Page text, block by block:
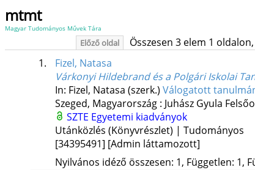
mtmt
Magyar Tudományos Művek Tára
Előző oldal Összesen 3 elem 1
1.
Fizel, Natasa
Várkonyi Hildebrand és a Polgári Iskolai
In: Fizel, Natasa (szerk.) Válogatott
Szeged, Magyarország : Juhász Gyula
SZTE Egyetemi kiadványok
Utánközlés (Könyvrészlet) | Tudományos
[34395491] [Admin láttamozott]
Nyilvános idéző összesen: 1, Független: 1,